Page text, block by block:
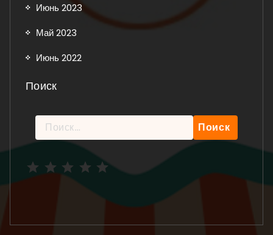
Июнь 2023
Май 2023
Июнь 2022
Поиск
Найти: